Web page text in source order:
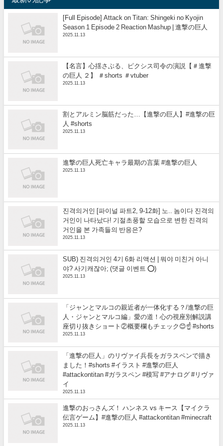
[Full Episode] Attack on Titan: Shingeki no Kyojin
Season 1 Episode 2 Reaction Mashup | 進撃の巨人
2025.11.13
【名言】心揺さぶる、ピクシス司令の演説【＃進撃
の巨人 ２】 ＃shorts ＃vtuber
2025.11.13
割とアルミン脳筋だった…【進撃の巨人】#進撃の巨
人 #shorts
2025.11.13
進撃の巨人死亡キャラ最期の言葉 #進撃の巨人
2025.11.13
진격의거인 [파이널 파트2, 9-12화] 노.. 놈이다 진격의
거인이 나타났다! 기절초풍할 모습으로 변한 진격의
거인을 본 가족들의 반응은?
2025.11.13
SUB) 진격의거인 4기 6화 리액션 | 뭐야 미친거 아니
야? 사기캐잖아; (댓글 이벤트 ⭕)
2025.11.13
「ジャンとマルコの親近者が一体化する？/進撃の巨
人・ジャンとマルコ編」愛の道！心の視座別解説講
座切り抜きショート②概要欄もチェック😊☝️ #shorts
2025.11.13
「進撃の巨人」のリヴァイ兵長をガラスペンで描き
ました！#shorts #イラスト #進撃の巨人
#attackontitan #ガラスペン #模写 #アナログ #リヴァ
イ
2025.11.13
進撃のおっさんズ！ ハンネス vs キース【マイクラ
伝言ゲーム】#進撃の巨人 #attackontitan #minecraft
2025.11.13